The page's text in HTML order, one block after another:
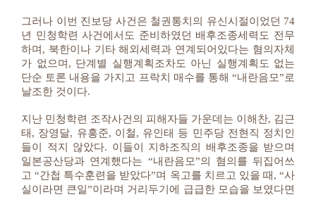
그러나 이번 진보당 사건은 철권통치의 유신시절이었던 74
년 민청학련 사건에서도 준비하였던 배후조종세력도 전무
하며, 북한이나 기타 해외세력과 연계되어있다는 혐의자체
가 없으며, 단계별 실행계획조차도 아닌 실행계획도 없는
단순 토론 내용을 가지고 프락치 매수를 통해 “내란음모”로
날조한 것이다.
지난 민청학련 조작사건의 피해자들 가운데는 이해찬, 김근
태, 장영달, 유홍준, 이철, 유인태 등 민주당 전현직 정치인
들이 적지 않았다. 이들이 지하조직의 배후조종을 받으며
일본공산당과 연계했다는 “내란음모”의 혐의를 뒤집어쓰
고 “간첩 특수훈련을 받았다”며 옥고를 치르고 있을 때, “사
실이라면 큰일”이라며 거리두기에 급급한 모습을 보였다면